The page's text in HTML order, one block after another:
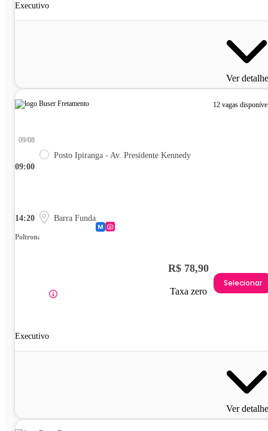
Executivo
Ver
12 vagas
09:00
09/08
Posto Ipiranga - Av. Presidente Kennedy
14:20 Barra Funda
Poltrona
Executivo
R$ 78,90
Taxa zero
Selecionar
Ver